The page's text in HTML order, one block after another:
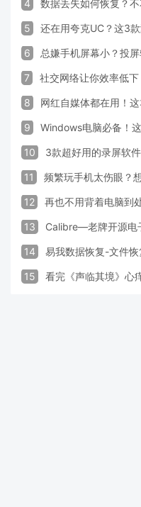
4 数据丢失如何恢复？
5 还在用夸克UC？这3
6 总嫌手机屏幕小？投屏
7 社交网络让你效率低下
8 网红自媒体都在用！
9 Windows电脑必备！
10 3款超好用的录屏软
11 频繁玩手机太伤眼？
12 再也不用背着电脑到
13 Calibre—老牌开源电
14 易我数据恢复-文件
15 看完《声临其境》心